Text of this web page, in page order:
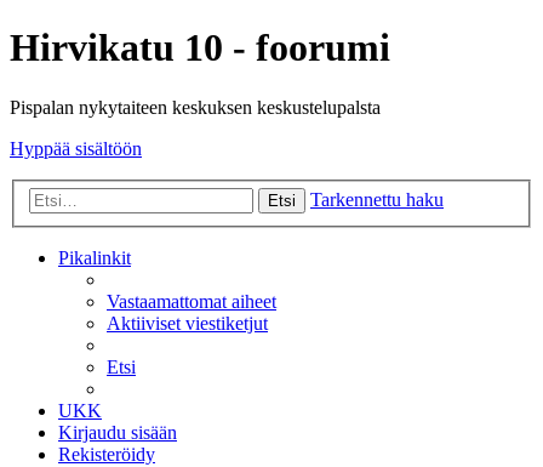
Hirvikatu 10 - foorumi
Pispalan nykytaiteen keskuksen keskustelupalsta
Hyppää sisältöön
Etsi Tarkennettu haku
Pikalinkit
Vastaamattomat aiheet
Aktiiviset viestiketjut
Etsi
UKK
Kirjaudu sisään
Rekisteröidy